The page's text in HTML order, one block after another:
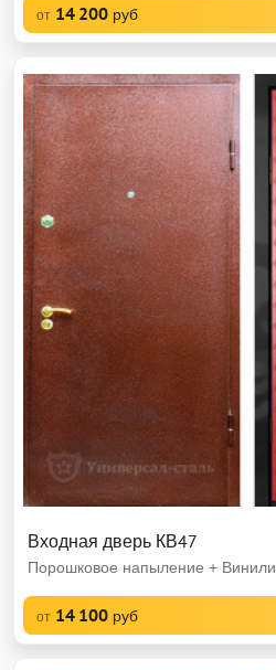
от 14 200 руб
Входная дверь КВ47
Порошковое напыление +
от 14 100 руб